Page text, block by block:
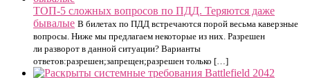
ТОП-5 сложных вопросов по ПДД. Теряются даже
бывалые В билетах по ПДД встречаются порой весьма каверзные
вопросы. Ниже мы предлагаем некоторые из них. Разрешен
ли разворот в данной ситуации? Варианты
ответов:разрешен;запрещен;разрешен только […]